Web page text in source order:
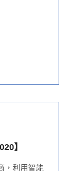
】
，利用智能